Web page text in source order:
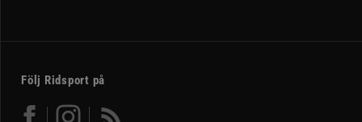
Följ Ridsport på